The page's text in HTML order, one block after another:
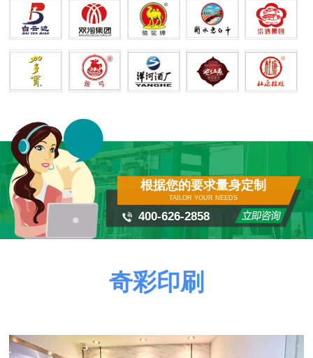
根据您的要求量身定制
TAILOR YOUR NEEDS
400-626-2858
奇彩印刷